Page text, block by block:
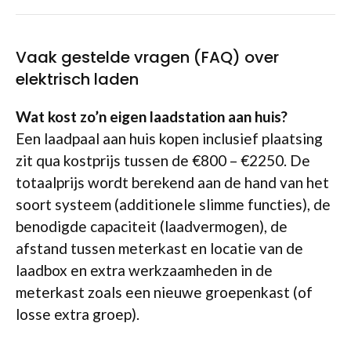
Vaak gestelde vragen (FAQ) over
elektrisch laden
Wat kost zo’n eigen laadstation aan huis?
Een laadpaal aan huis kopen inclusief plaatsing
zit qua kostprijs tussen de €800 – €2250. De
totaalprijs wordt berekend aan de hand van het
soort systeem (additionele slimme functies), de
benodigde capaciteit (laadvermogen), de
afstand tussen meterkast en locatie van de
laadbox en extra werkzaamheden in de
meterkast zoals een nieuwe groepenkast (of
losse extra groep).